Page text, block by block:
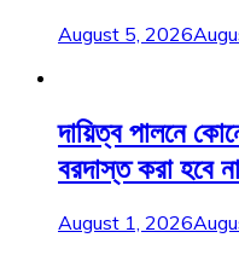
August 5, 2026
দায়িত্ব পালনে
বরদাস্ত করা হবে না
August 1, 2026